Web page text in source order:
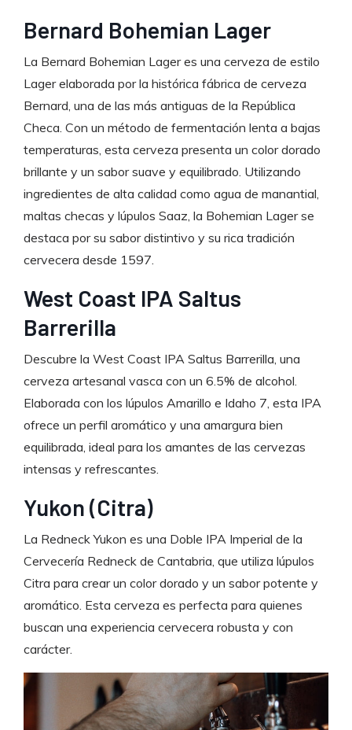
Bernard Bohemian Lager
La Bernard Bohemian Lager es una cerveza de estilo
Lager elaborada por la histórica fábrica de cerveza
Bernard, una de las más antiguas de la República
Checa. Con un método de fermentación lenta a bajas
temperaturas, esta cerveza presenta un color dorado
brillante y un sabor suave y equilibrado. Utilizando
ingredientes de alta calidad como agua de manantial,
maltas checas y lúpulos Saaz, la Bohemian Lager se
destaca por su sabor distintivo y su rica tradición
cervecera desde 1597.
West Coast IPA Saltus
Barrerilla
Descubre la West Coast IPA Saltus Barrerilla, una
cerveza artesanal vasca con un 6.5% de alcohol.
Elaborada con los lúpulos Amarillo e Idaho 7, esta IPA
ofrece un perfil aromático y una amargura bien
equilibrada, ideal para los amantes de las cervezas
intensas y refrescantes.
Yukon (Citra)
La Redneck Yukon es una Doble IPA Imperial de la
Cervecería Redneck de Cantabria, que utiliza lúpulos
Citra para crear un color dorado y un sabor potente y
aromático. Esta cerveza es perfecta para quienes
buscan una experiencia cervecera robusta y con
carácter.